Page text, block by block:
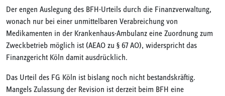
Der engen Auslegung des BFH-Urteils durch die Finanzverwaltung,
wonach nur bei einer unmittelbaren Verabreichung von
Medikamenten in der Krankenhaus-Ambulanz eine Zuordnung zum
Zweckbetrieb möglich ist (AEAO zu § 67 AO), widerspricht das
Finanzgericht Köln damit ausdrücklich.
Das Urteil des FG Köln ist bislang noch nicht bestandskräftig.
Mangels Zulassung der Revision ist derzeit beim BFH eine